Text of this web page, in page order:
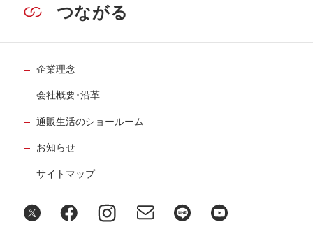
つながる
企業理念
会社概要･沿革
通販生活のショールーム
お知らせ
サイトマップ